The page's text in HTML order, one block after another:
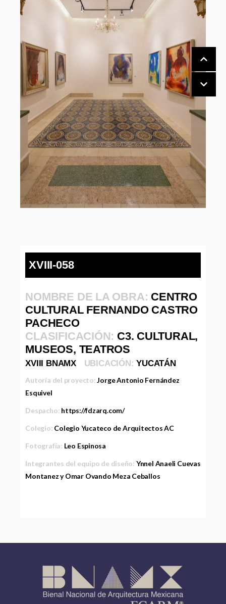
XVIII-058
NOMBRE DE LA OBRA: CENTRO
CULTURAL FERNANDO CASTRO
PACHECO
CLASIFICACIÓN: C3. CULTURAL,
MUSEOS, TEATROS
XVIII BNAMX UBICACIÓN:YUCATÁN
Autoría del proyecto:Jorge Antonio Fernández
Esquivel
Despacho: https://fdzarq.com/
Colegio: Colegio Yucateco de Arquitectos AC
Fotografía: Leo Espinosa
Integrantes del equipo de diseño: Ynnel Anaeli Cuevas
Montanez y Omar Ovando Meza Ceballos